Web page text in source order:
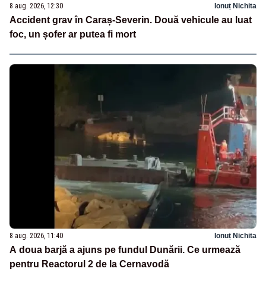
8 aug. 2026, 12:30 Ionuț Nichita
Accident grav în Caraș-Severin. Două vehicule au luat
foc, un șofer ar putea fi mort
8 aug. 2026, 11:40 Ionuț Nichita
A doua barjă a ajuns pe fundul Dunării. Ce urmează
pentru Reactorul 2 de la Cernavodă